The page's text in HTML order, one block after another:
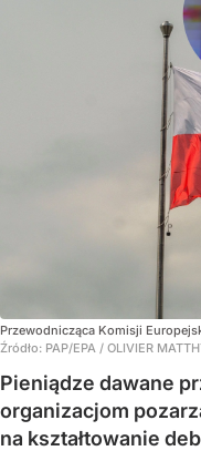
Przewodnicząca Komisji
Źródło: PAP/EPA / OLIVIER
Pieniądze dawane
organizacjom
na kształtowanie